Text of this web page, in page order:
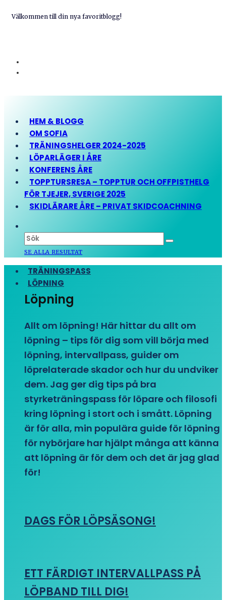
Välkommen till din nya favoritblogg!
HEM & BLOGG
OM SOFIA
TRÄNINGSHELGER 2024-2025
LÖPARLÄGER I ÅRE
KONFERENS ÅRE
TOPPTURSRESA – TOPPTUR OCH OFFPISTHELG
FÖR TJEJER, SVERIGE 2025
SKIDLÄRARE ÅRE – PRIVAT SKIDCOACHNING
SE ALLA RESULTAT
TRÄNINGSPASS
LÖPNING
Löpning
Allt om löpning! Här hittar du allt om
löpning – tips för dig som vill börja med
löpning, intervallpass, guider om
löprelaterade skador och hur du undviker
dem. Jag ger dig tips på bra
styrketräningspass för löpare och filosofi
kring löpning i stort och i smått. Löpning
är för alla, min populära guide för löpning
för nybörjare har hjälpt många att känna
att löpning är för dem och det är jag glad
för!
DAGS FÖR LÖPSÄSONG!
ETT FÄRDIGT INTERVALLPASS PÅ
LÖPBAND TILL DIG!